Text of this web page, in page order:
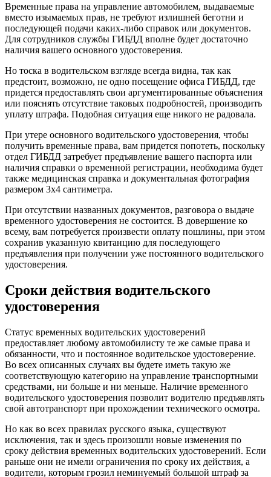
Временные права на управление автомобилем, выдаваемые
вместо изымаемых прав, не требуют излишней беготни и
последующей подачи каких-либо справок или документов.
Для сотрудников службы ГИБДД вполне будет достаточно
наличия вашего основного удостоверения.
Но тоска в водительском взгляде всегда видна, так как
предстоит, возможно, не одно посещение офиса ГИБДД, где
придется предоставлять свои аргументированные объяснения
или пояснять отсутствие таковых подробностей, производить
уплату штрафа. Подобная ситуация еще никого не радовала.
При утере основного водительского удостоверения, чтобы
получить временные права, вам придется попотеть, поскольку
отдел ГИБДД затребует предъявление вашего паспорта или
наличия справки о временной регистрации, необходима будет
также медицинская справка и документальная фотография
размером 3х4 сантиметра.
При отсутствии названных документов, разговора о выдаче
временного удостоверения не состоится. В довершение ко
всему, вам потребуется произвести оплату пошлины, при этом
сохранив указанную квитанцию для последующего
предъявления при получении уже постоянного водительского
удостоверения.
Сроки действия водительского
удостоверения
Статус временных водительских удостоверений
предоставляет любому автомобилисту те же самые права и
обязанности, что и постоянное водительское удостоверение.
Во всех описанных случаях вы будете иметь такую же
соответствующую категорию на управление транспортными
средствами, ни больше и ни меньше. Наличие временного
водительского удостоверения позволит водителю предъявлять
свой автотранспорт при прохождении технического осмотра.
Но как во всех правилах русского языка, существуют
исключения, так и здесь произошли новые изменения по
сроку действия временных водительских удостоверений. Если
раньше они не имели ограничения по сроку их действия, а
водители, которым грозил неминуемый большой штраф за